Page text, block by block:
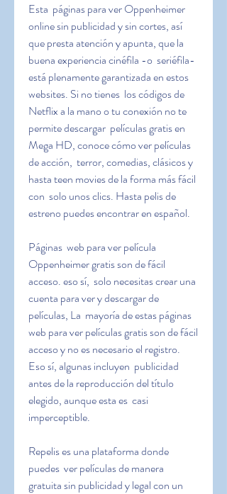
Esta  páginas para ver Oppenheimer
online sin publicidad y sin cortes, así
que presta atención y apunta, que la
buena experiencia cinéfila -o  seriéfila-
está plenamente garantizada en estos
websites. Si no tienes  los códigos de
Netflix a la mano o tu conexión no te
permite descargar  películas gratis en
Mega HD, conoce cómo ver películas
de acción,  terror, comedias, clásicos y
hasta teen movies de la forma más fácil
con  solo unos clics. Hasta pelis de
estreno puedes encontrar en español.
Páginas  web para ver película
Oppenheimer gratis son de fácil
acceso. eso sí,  solo necesitas crear una
cuenta para ver y descargar de
películas, La  mayoría de estas páginas
web para ver películas gratis son de fácil
acceso y no es necesario el registro.
Eso sí, algunas incluyen  publicidad
antes de la reproducción del título
elegido, aunque esta es  casi
imperceptible.
Repelis es una plataforma donde
puedes  ver películas de manera
gratuita sin publicidad y legal con un